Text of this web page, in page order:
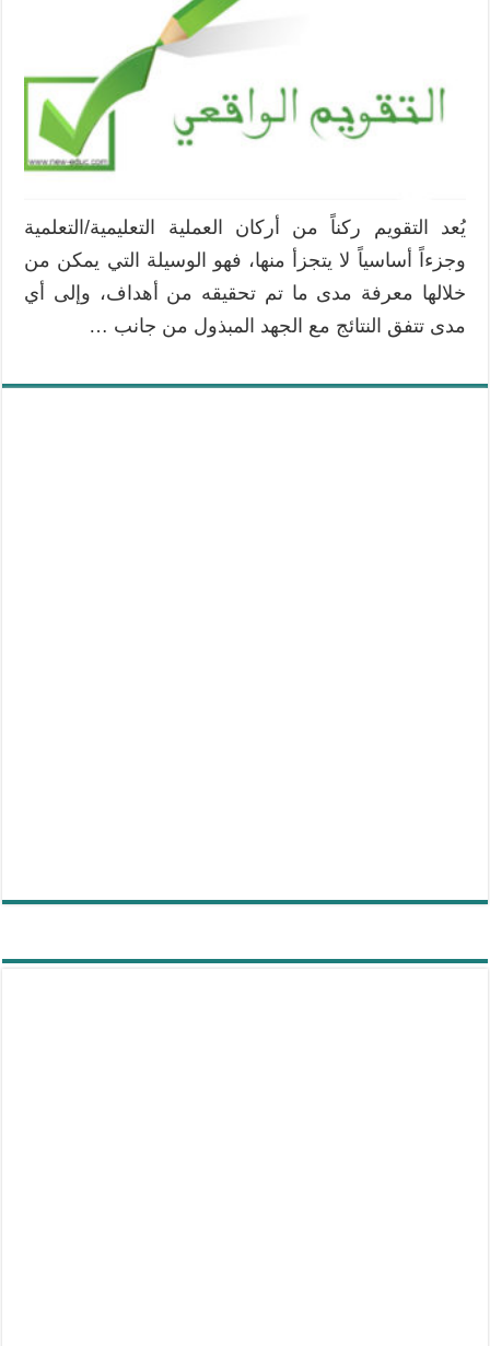
يُعد التقويم ركناً من أركان العملية التعليمية/التعلمية
وجزءاً أساسياً لا يتجزأ منها، فهو الوسيلة التي يمكن من
خلالها معرفة مدى ما تم تحقيقه من أهداف، وإلى أي
مدى تتفق النتائج مع الجهد المبذول من جانب …